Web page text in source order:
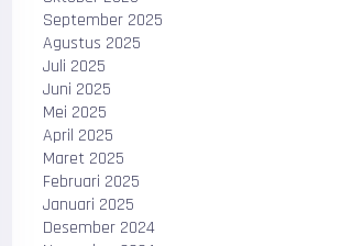
September 2025
Agustus 2025
Juli 2025
Juni 2025
Mei 2025
April 2025
Maret 2025
Februari 2025
Januari 2025
Desember 2024